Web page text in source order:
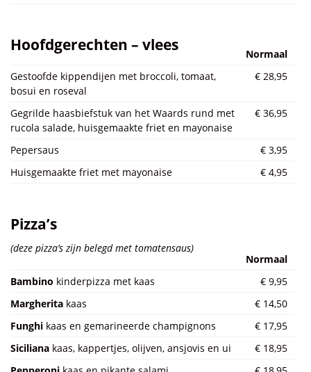
Hoofdgerechten – vlees
Normaal
Gestoofde kippendijen met broccoli, tomaat,
bosui en roseval
€ 28,95
Gegrilde haasbiefstuk van het Waards rund met
rucola salade, huisgemaakte friet en mayonaise
€ 36,95
Pepersaus
€ 3,95
Huisgemaakte friet met mayonaise
€ 4,95
Pizza’s
(deze pizza’s zijn belegd met tomatensaus)
Normaal
Bambino kinderpizza met kaas
€ 9,95
Margherita kaas
€ 14,50
Funghi kaas en gemarineerde champignons
€ 17,95
Siciliana kaas, kappertjes, olijven, ansjovis en ui
€ 18,95